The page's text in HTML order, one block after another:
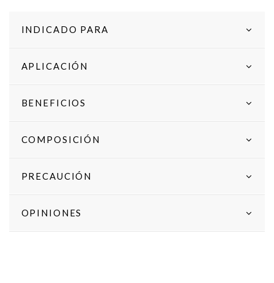
INDICADO PARA
APLICACIÓN
BENEFICIOS
COMPOSICIÓN
PRECAUCIÓN
OPINIONES